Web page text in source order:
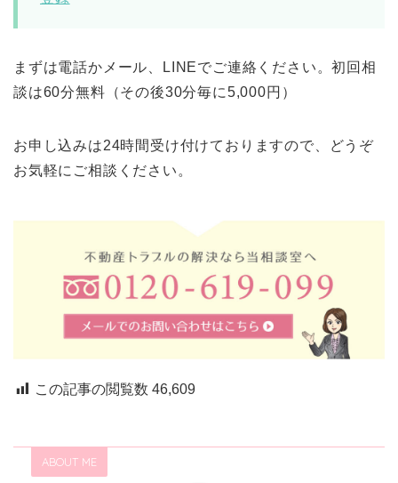
まずは電話かメール、LINEでご連絡ください。初回相
談は60分無料（その後30分毎に5,000円）
お申し込みは24時間受け付けておりますので、どうぞ
お気軽にご相談ください。
この記事の閲覧数 46,609
ABOUT ME